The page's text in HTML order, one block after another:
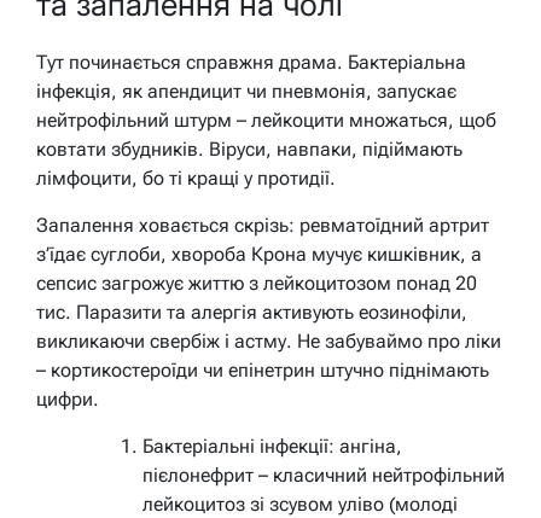
Тут починається справжня драма. Бактеріальна
інфекція, як апендицит чи пневмонія, запускає
нейтрофільний штурм – лейкоцити множаться, щоб
ковтати збудників. Віруси, навпаки, підіймають
лімфоцити, бо ті кращі у протидії.
Запалення ховається скрізь: ревматоїдний артрит
з’їдає суглоби, хвороба Крона мучує кишківник, а
сепсис загрожує життю з лейкоцитозом понад 20
тис. Паразити та алергія активують еозинофіли,
викликаючи свербіж і астму. Не забуваймо про ліки
– кортикостероїди чи епінетрин штучно піднімають
цифри.
Бактеріальні інфекції: ангіна,
пієлонефрит – класичний нейтрофільний
лейкоцитоз зі зсувом уліво (молоді